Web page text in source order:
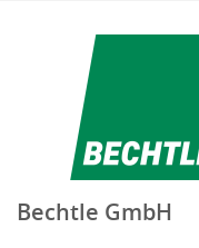
Bechtle GmbH